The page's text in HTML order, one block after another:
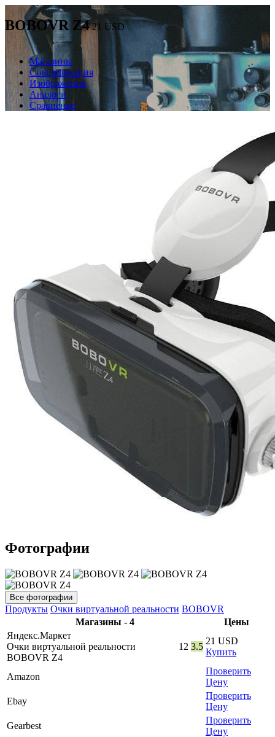
BOBOVR Z4 21 USD
Магазины
Спецификация
Изображения
Аналоги
Сравнение
Фотографии
Все фотографии
Продукты Очки виртуальной реальности BOBOVR
Магазины - 4
Цены
Яндекс.Маркет
Очки виртуальной реальности
BOBOVR Z4
12 3.5
21 USD
Купить
Amazon
Проверить
Цену
Ebay
Проверить
Цену
Gearbest
Проверить
Цену